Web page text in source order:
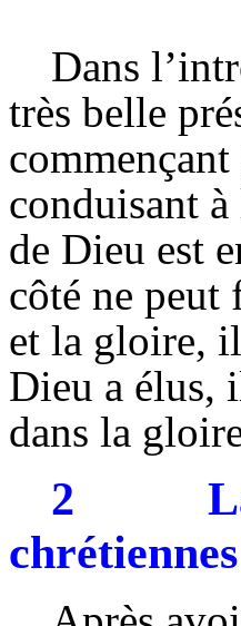
Dans
très belle
conduisant
de Dieu est
côté ne peut
et la gloire,
Dieu a élus,
dans la
2